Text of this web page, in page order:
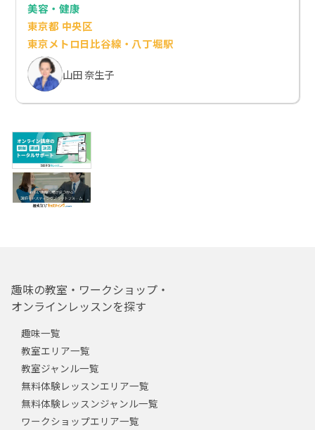
美容・健康
東京都 中央区
東京メトロ日比谷線・八丁堀駅
山田 奈生子
趣味の教室・ワークショップ・
オンラインレッスンを探す
趣味一覧
教室エリア一覧
教室ジャンル一覧
無料体験レッスンエリア一覧
無料体験レッスンジャンル一覧
ワークショップエリア一覧